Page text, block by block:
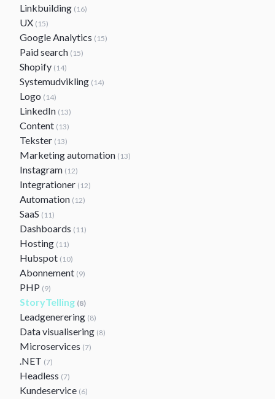
Linkbuilding (16)
UX (15)
Google Analytics (15)
Paid search (15)
Shopify (14)
Systemudvikling (14)
Logo (14)
LinkedIn (13)
Content (13)
Tekster (13)
Marketing automation (13)
Instagram (12)
Integrationer (12)
Automation (12)
SaaS (11)
Dashboards (11)
Hosting (11)
Hubspot (10)
Abonnement (9)
PHP (9)
StoryTelling (8)
Leadgenerering (8)
Data visualisering (8)
Microservices (7)
.NET (7)
Headless (7)
Kundeservice (6)